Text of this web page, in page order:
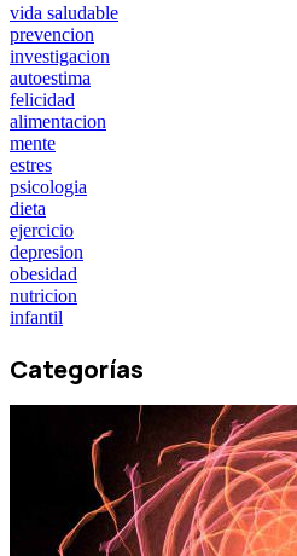
vida saludable
prevencion
investigacion
autoestima
felicidad
alimentacion
mente
estres
psicologia
dieta
ejercicio
depresion
obesidad
nutricion
infantil
Categorías